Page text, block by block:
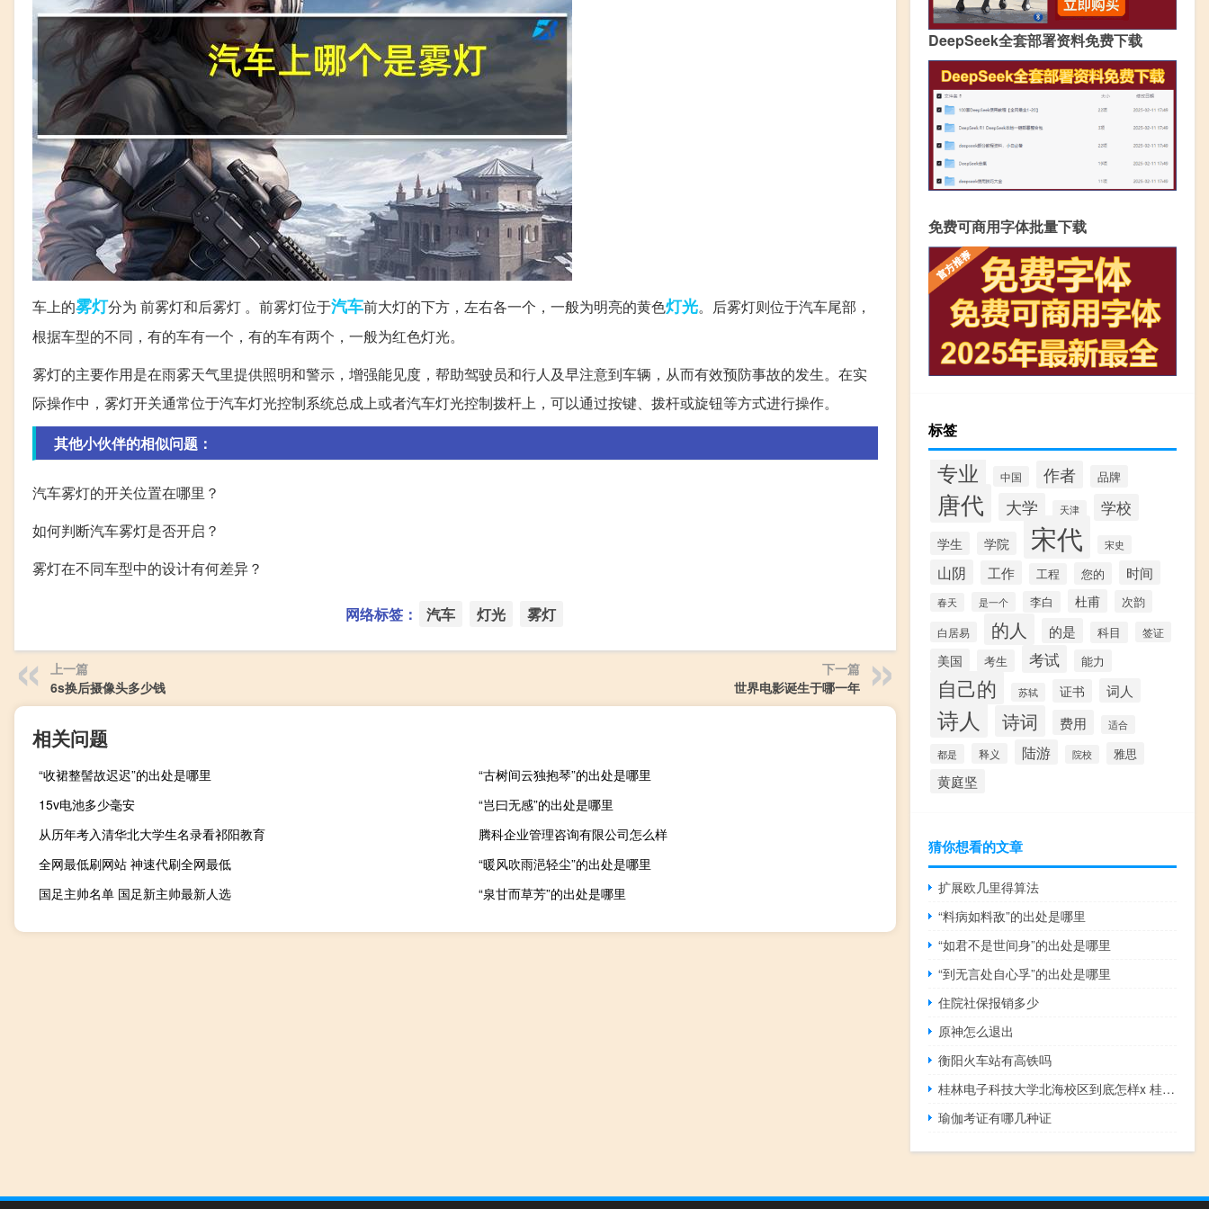
车上的雾灯分为 前雾灯和后雾灯 。前雾灯位于汽车前大灯的下方，左右各一个，一般为明亮的黄色灯光。后雾灯则位于汽车尾部，
根据车型的不同，有的车有一个，有的车有两个，一般为红色灯光。
雾灯的主要作用是在雨雾天气里提供照明和警示，增强能见度，帮助驾驶员和行人及早注意到车辆，从而有效预防事故的发生。在实
际操作中，雾灯开关通常位于汽车灯光控制系统总成上或者汽车灯光控制拨杆上，可以通过按键、拨杆或旋钮等方式进行操作。
其他小伙伴的相似问题：
汽车雾灯的开关位置在哪里？
如何判断汽车雾灯是否开启？
雾灯在不同车型中的设计有何差异？
网络标签： 汽车 灯光 雾灯
上一篇
6s换后摄像头多少钱
下一篇
世界电影诞生于哪一年
相关问题
“收裙整髻故迟迟”的出处是哪里
“古树间云独抱琴”的出处是哪里
15v电池多少毫安
“岂曰无感”的出处是哪里
从历年考入清华北大学生名录看祁阳教育
腾科企业管理咨询有限公司怎么样
全网最低刷网站 神速代刷全网最低
“暖风吹雨浥轻尘”的出处是哪里
国足主帅名单 国足新主帅最新人选
“泉甘而草芳”的出处是哪里
DeepSeek全套部署资料免费下载
免费可商用字体批量下载
标签
专业 中国 作者 品牌
唐代 大学 天津 学校
学生 学院 宋代 宋史
山阴 工作 工程 您的 时间
春天 是一个 李白 杜甫 次韵
白居易 的人 的是 科目 签证
美国 考生 考试 能力
自己的 苏轼 证书 词人
诗人 诗词 费用 适合
都是 释义 陆游 院校 雅思
黄庭坚
猜你想看的文章
扩展欧几里得算法
“料病如料敌”的出处是哪里
“如君不是世间身”的出处是哪里
“到无言处自心孚”的出处是哪里
住院社保报销多少
原神怎么退出
衡阳火车站有高铁吗
桂林电子科技大学北海校区到底怎样x 桂林电子科技大学专科
瑜伽考证有哪几种证